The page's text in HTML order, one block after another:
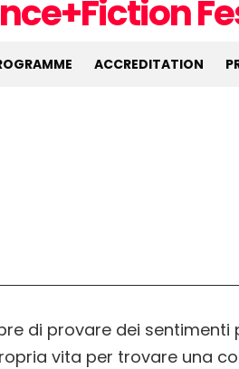
ACCREDITATION
di provare dei sentimenti
vita per trovare una